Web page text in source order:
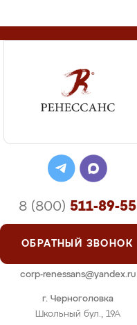
г. Черноголовка
Школьный бул., 19А
8 (800) 511-89-55
ОБРАТНЫЙ ЗВОНОК
corp-renessans@yandex.ru